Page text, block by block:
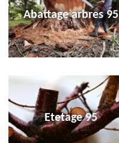
Abattage arbres 95
Etetage 95